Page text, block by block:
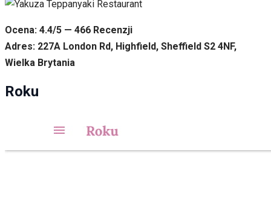
Ocena: 4.4/5 — 466 Recenzji
Adres: 227A London Rd, Highfield, Sheffield S2 4NF,
Wielka Brytania
Roku